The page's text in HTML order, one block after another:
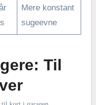
Mere konstant
sugeevne
Til